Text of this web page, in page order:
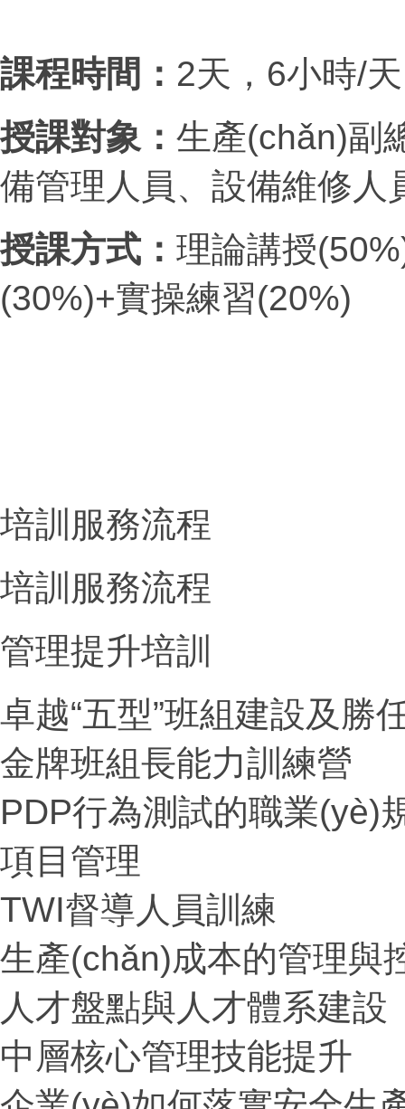
課程時間： 2天， 6小時/天
授課對象： 生產(chǎn)副總
備管理人員、設備維修人
授課方式： 理論講授
(30%)+實操練習(20%)
培訓服務流程
培訓服務流程
管理提升培訓
卓越“五型”班組建設及勝
金牌班組長能力訓練營
PDP行為測試的職業(yè)
項目管理
TWI督導人員訓練
生產(chǎn)成本的管理與
人才盤點與人才體系建設
中層核心管理技能提升